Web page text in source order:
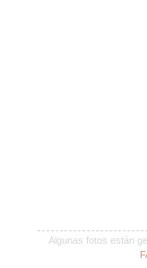
Algunas fotos están